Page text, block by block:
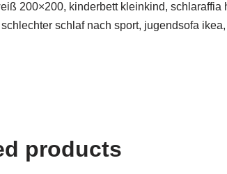
200×200, kinderbett kleinkind,
schlaf nach sport, jugendsofa
products